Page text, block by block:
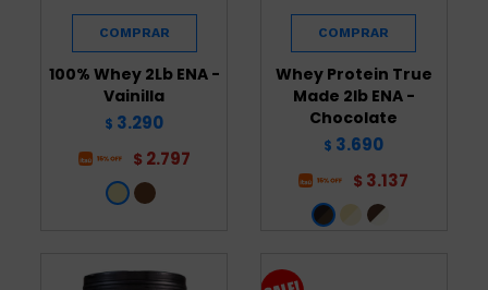
100% Whey 2Lb ENA -
Vainilla
$ 3.290
$ 2.797
Whey Protein True
Made 2lb ENA -
Chocolate
$ 3.690
$ 3.137